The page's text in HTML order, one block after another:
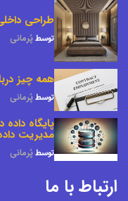
طراحی
توسطپُرمانی
همه چیز
توسطپُرمانی
پایگاه داده
مدیریت
توسطپُرمانی
ارتباط با ما